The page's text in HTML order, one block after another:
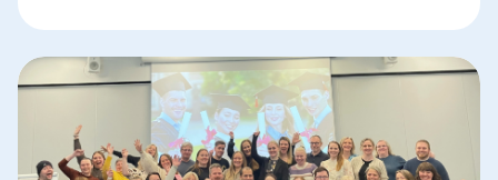
l
s
e
s
e
k